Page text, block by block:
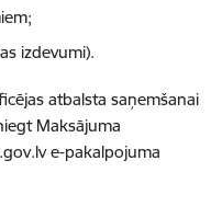
izdevumi).
atbalsta saņemšanai
Maksājuma
e-pakalpojuma